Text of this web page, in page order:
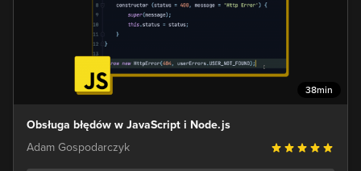
38min
Obsługa błędów w JavaScript i Node.js
Adam Gospodarczyk